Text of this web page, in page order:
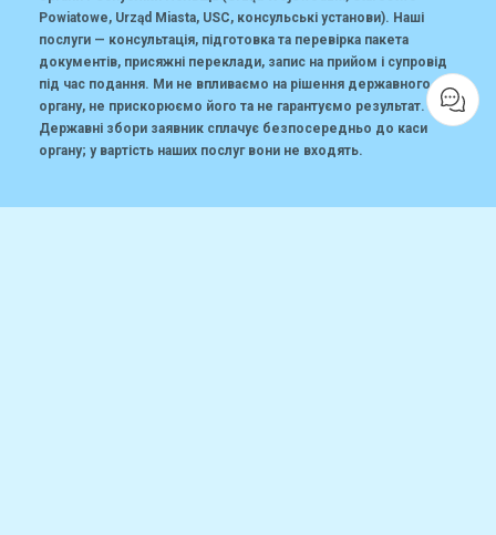
Powiatowe, Urząd Miasta, USC, консульські установи). Наші
послуги — консультація, підготовка та перевірка пакета
документів, присяжні переклади, запис на прийом і супровід
під час подання. Ми не впливаємо на рішення державного
органу, не прискорюємо його та не гарантуємо результат.
Державні збори заявник сплачує безпосередньо до каси
органу; у вартість наших послуг вони не входять.